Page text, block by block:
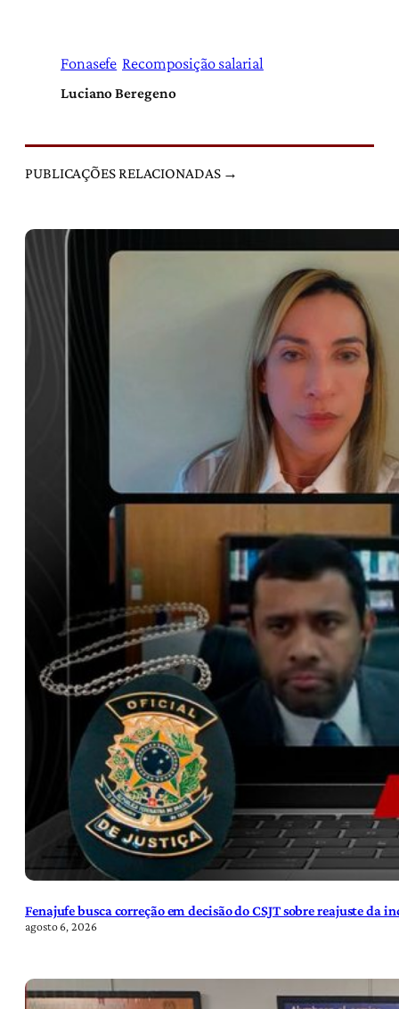
Fonasefe Recomposição salarial
Luciano Beregeno
PUBLICAÇÕES RELACIONADAS →
Fenajufe busca correção em decisão do CSJT sobre reajuste da
agosto 6, 2026